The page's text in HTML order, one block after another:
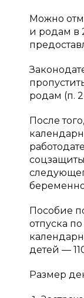
Можно
и родам в
родам (п. 2
После
Пособие
отпуска
детей —
Размер